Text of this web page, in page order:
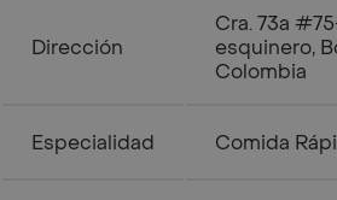
Dirección
Cra. 73a
esquinero,
Colombia
Especialidad Comida